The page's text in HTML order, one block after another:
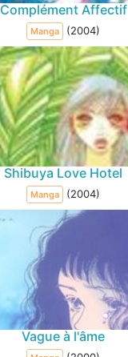
Complément Affectif
Manga (2004)
Shibuya Love Hotel
Manga (2004)
Vague à l'âme